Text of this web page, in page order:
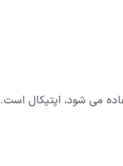
می شود، اپتیکال است.